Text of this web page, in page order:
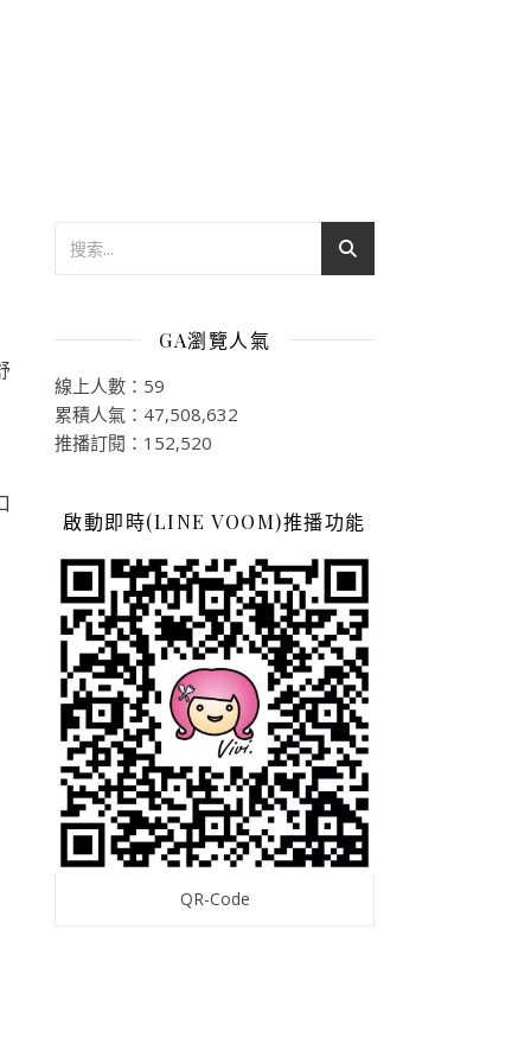
GA瀏覽人氣
線上人數：59
累積人氣：47,508,632
推播訂閱：152,520
啟動即時(LINE VOOM)推播功能
QR-Code